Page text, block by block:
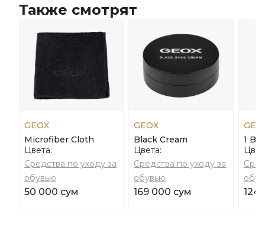
Также смотрят
GEOX
Microfiber Cloth
Цвета:
Средства по уходу за
обувью
50 000 сум
GEOX
Black Cream
Цвета:
Средства по уходу за
обувью
169 000 сум
1
124